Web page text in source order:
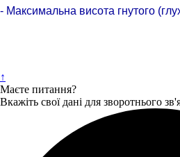
- Максимальна висота гнутого
↑
Маєте питання?
Вкажіть свої дані для зворотнього